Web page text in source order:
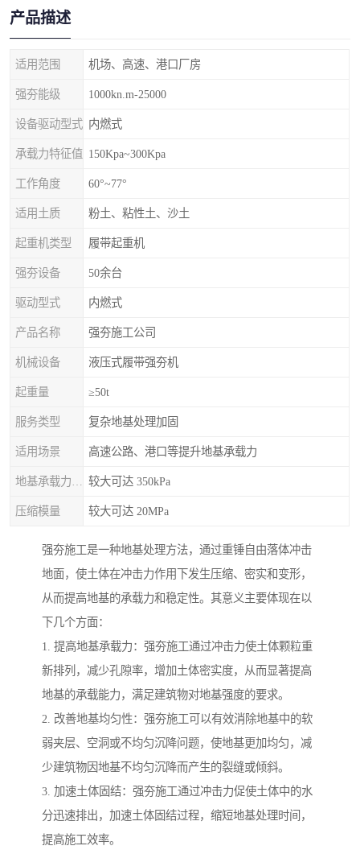
产品描述
适用范围 机场、高速、港口厂房
强夯能级 1000kn.m-25000
设备驱动型式 内燃式
承载力特征值 150Kpa~300Kpa
工作角度 60°~77°
适用土质 粉土、粘性土、沙土
起重机类型 履带起重机
强夯设备 50余台
驱动型式 内燃式
产品名称 强夯施工公司
机械设备 液压式履带强夯机
起重量 ≥50t
服务类型 复杂地基处理加固
适用场景 高速公路、港口等提升地基承载力
较大可达 350kPa
压缩模量 较大可达 20MPa
强夯施工是一种地基处理方法，通过重锤自由落体冲击
地面，使土体在冲击力作用下发生压缩、密实和变形，
从而提高地基的承载力和稳定性。其意义主要体现在以
下几个方面：
1. 提高地基承载力：强夯施工通过冲击力使土体颗粒重
新排列，减少孔隙率，增加土体密实度，从而显著提高
地基的承载能力，满足建筑物对地基强度的要求。
2. 改善地基均匀性：强夯施工可以有效消除地基中的软
弱夹层、空洞或不均匀沉降问题，使地基更加均匀，减
少建筑物因地基不均匀沉降而产生的裂缝或倾斜。
3. 加速土体固结：强夯施工通过冲击力促使土体中的水
分迅速排出，加速土体固结过程，缩短地基处理时间，
提高施工效率。